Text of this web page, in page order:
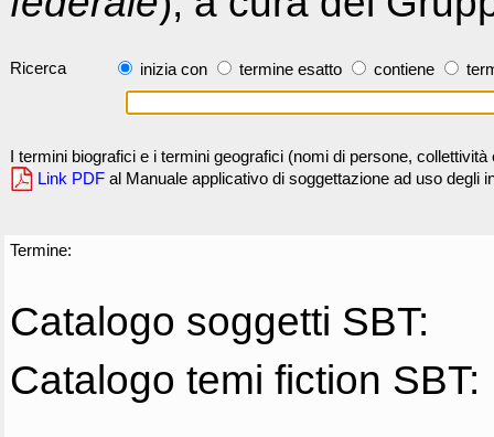
Ricerca inizia con termine esatto contiene
I termini biografici e i termini geografici (nomi di persone,
Link PDF al Manuale applicativo di soggettazione ad uso degli
Termine:
Catalogo soggetti SBT:
Catalogo temi fiction SBT: